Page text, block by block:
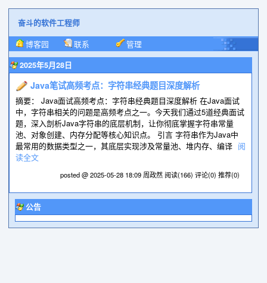
奋斗的软件工程师
博客园 联系 管理
公告
2025年5月28日
Java笔试高频考点：字符串经典题目深度解析
摘要： Java面试高频考点：字符串经典题目深度解析 在Java面试
中，字符串相关的问题是高频考点之一。今天我们通过5道经典面试
题，深入剖析Java字符串的底层机制，让你彻底掌握字符串常量
池、对象创建、内存分配等核心知识点。 引言 字符串作为Java中
最常用的数据类型之一，其底层实现涉及常量池、堆内存、编译 阅
读全文
posted @ 2025-05-28 18:09 周政然 阅读(166) 评论(0) 推荐(0)